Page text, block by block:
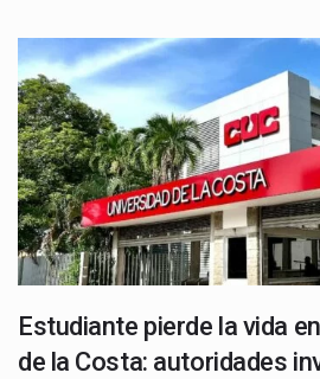
Estudiante pierde la vida
de la Costa: autoridades